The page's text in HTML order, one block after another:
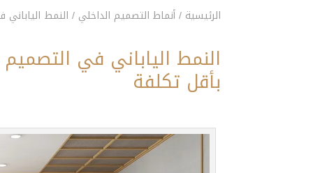
الرئيسية /أنماط التصميم الداخلي / النمط
النمط الياباني في
بأقل تكلفة